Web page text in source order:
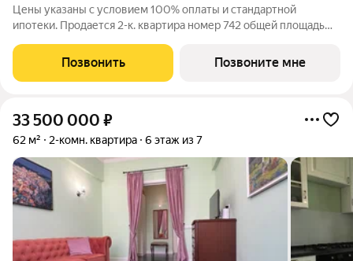
Цены указаны с условием 100% оплаты и стандартной
ипотеки. Продается 2-к. квартира номер 742 общей площадью
предчистовой отделкой. МОМЕНТС ЖК бизнес-класса,
расположен на расстоянии вытянутой
Позвонить Позвоните мне
33 500 000 ₽
62 м² 2-комн. квартира 6 этаж из 7